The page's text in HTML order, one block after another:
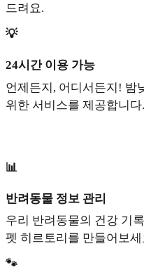
드려요.
💡
24시간 이용 가능
언제든지, 어디서든지! 밤
위한 서비스를 제공합니다.
📊
반려동물 정보 관리
우리 반려동물의 건강 기
펫 히르토리를 만들어보세
🐾